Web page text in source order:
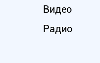
Видео
Радио